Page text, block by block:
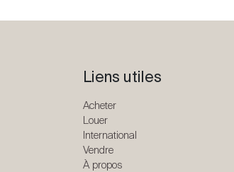
Liens utiles
Acheter
Louer
International
Vendre
À propos